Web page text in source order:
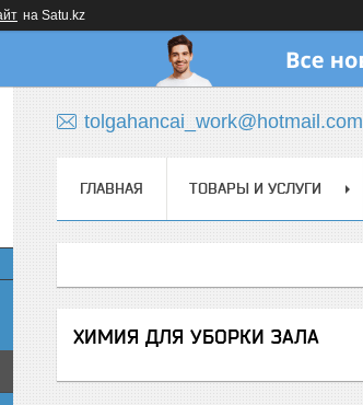
на Satu.kz
tolgahancai_work@hotmail.com
ГЛАВНАЯ ТОВАРЫ И УСЛУГИ
ХИМИЯ ДЛЯ УБОРКИ ЗАЛА